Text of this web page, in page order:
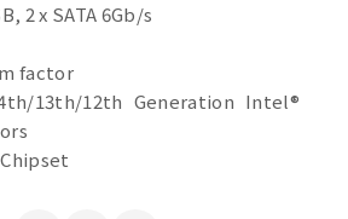
2 x SATA 6Gb/s
factor
13th/12th Generation Intel®